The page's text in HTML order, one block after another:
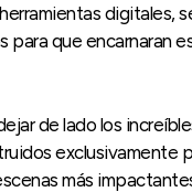
digitales,
para que encarnaran
de lado los
exclusivamente
más